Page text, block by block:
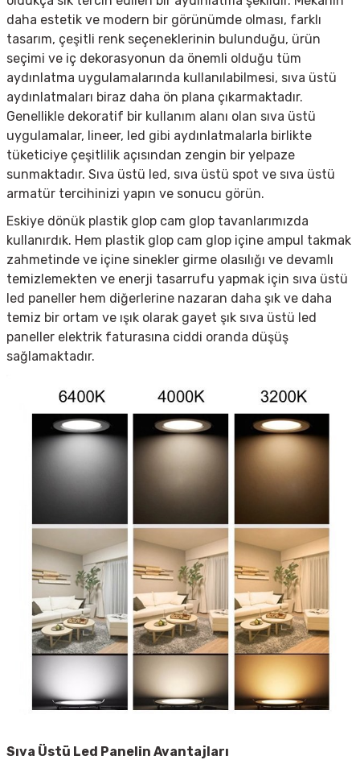
daha estetik ve modern bir görünümde olması, farklı
tasarım, çeşitli renk seçeneklerinin bulunduğu, ürün
seçimi ve iç dekorasyonun da önemli olduğu tüm
aydınlatma uygulamalarında kullanılabilmesi, sıva üstü
aydınlatmaları biraz daha ön plana çıkarmaktadır.
Genellikle dekoratif bir kullanım alanı olan sıva üstü
uygulamalar, lineer, led gibi aydınlatmalarla birlikte
tüketiciye çeşitlilik açısından zengin bir yelpaze
sunmaktadır. Sıva üstü led, sıva üstü spot ve sıva üstü
armatür tercihinizi yapın ve sonucu görün.
Eskiye dönük plastik glop cam glop tavanlarımızda
kullanırdık. Hem plastik glop cam glop içine ampul takmak
zahmetinde ve içine sinekler girme olasılığı ve devamlı
temizlemekten ve enerji tasarrufu yapmak için sıva üstü
led paneller hem diğerlerine nazaran daha şık ve daha
temiz bir ortam ve ışık olarak gayet şık sıva üstü led
paneller elektrik faturasına ciddi oranda düşüş
sağlamaktadır.
Sıva Üstü Led Panelin Avantajları